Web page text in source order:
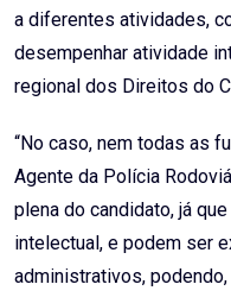
a diferentes atividades,
desempenhar atividade
regional dos Direitos do
“No caso, nem todas as
Agente da Polícia
plena do candidato, já
intelectual, e podem ser
administrativos,